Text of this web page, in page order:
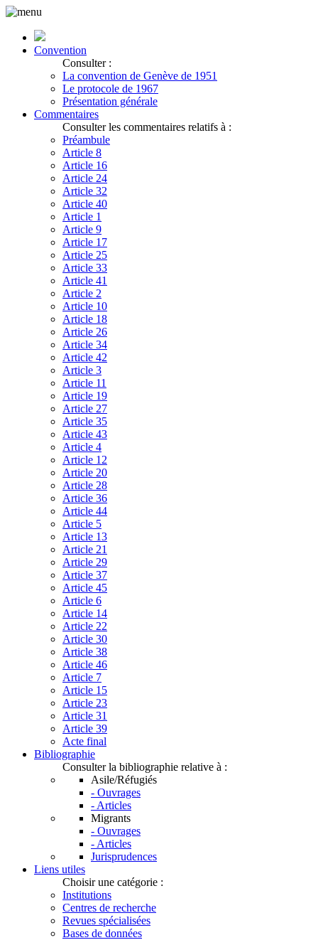
Convention
Consulter :
La convention de Genève de 1951
Le protocole de 1967
Présentation générale
Commentaires
Consulter les commentaires relatifs à :
Préambule
Article 8
Article 16
Article 24
Article 32
Article 40
Article 1
Article 9
Article 17
Article 25
Article 33
Article 41
Article 2
Article 10
Article 18
Article 26
Article 34
Article 42
Article 3
Article 11
Article 19
Article 27
Article 35
Article 43
Article 4
Article 12
Article 20
Article 28
Article 36
Article 44
Article 5
Article 13
Article 21
Article 29
Article 37
Article 45
Article 6
Article 14
Article 22
Article 30
Article 38
Article 46
Article 7
Article 15
Article 23
Article 31
Article 39
Acte final
Bibliographie
Consulter la bibliographie relative à :
Asile/Réfugiés
- Ouvrages
- Articles
Migrants
- Ouvrages
- Articles
Jurisprudences
Liens utiles
Choisir une catégorie :
Institutions
Centres de recherche
Revues spécialisées
Bases de données